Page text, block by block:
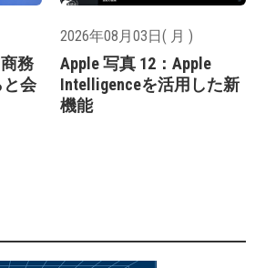
務
会
2026年08月03日( 月 )
Apple 写真 12：Apple
Intelligenceを活用した新
機能